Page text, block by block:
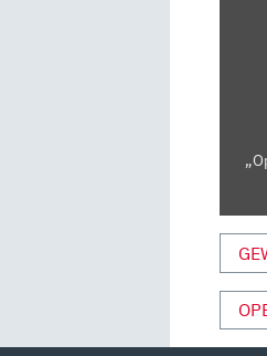
UND
VON